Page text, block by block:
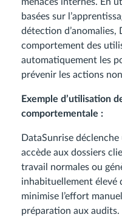
basées sur
détection d’anomalies,
comportement des
automatiquement les
prévenir les actions
Exemple d’utilisation
comportementale :
DataSunrise
accède aux dossiers
travail normales ou
inhabituellement élevé
minimise l’effort
préparation aux audits.